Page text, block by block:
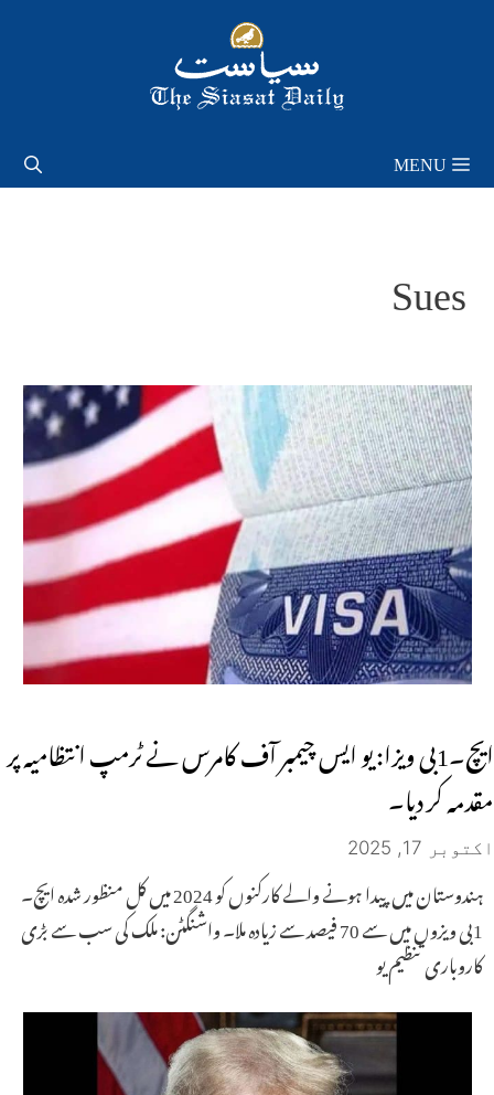
MENU
Sues
ایچ۔1بی ویزا: یو ایس چیمبر آف کامرس نے ٹرمپ انتظامیہ پر
مقدمہ کر دیا۔
اکتوبر 17, 2025
ہندوستان میں پیدا ہونے والے کارکنوں کو 2024 میں کل منظور شدہ ایچ۔
1بی ویزوں میں سے 70 فیصد سے زیادہ ملا۔ واشنگٹن: ملک کی سب سے بڑی
کاروباری تنظیم یو